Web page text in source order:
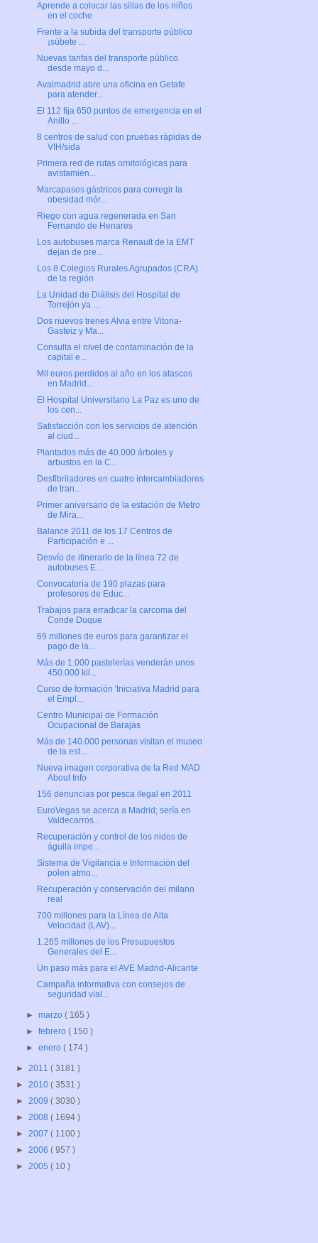
Aprende a colocar las sillas de los niños
en el coche
Frente a la subida del transporte público
¡súbete ...
Nuevas tarifas del transporte público
desde mayo d...
Avalmadrid abre una oficina en Getafe
para atender...
El 112 fija 650 puntos de emergencia en el
Anillo ...
8 centros de salud con pruebas rápidas de
VIH/sida
Primera red de rutas ornitológicas para
avistamien...
Marcapasos gástricos para corregir la
obesidad mór...
Riego con agua regenerada en San
Fernando de Henares
Los autobuses marca Renault de la EMT
dejan de pre...
Los 8 Colegios Rurales Agrupados (CRA)
de la región
La Unidad de Diálisis del Hospital de
Torrejón ya ...
Dos nuevos trenes Alvia entre Vitoria-
Gasteiz y Ma...
Consulta el nivel de contaminación de la
capital e...
Mil euros perdidos al año en los atascos
en Madrid...
El Hospital Universitario La Paz es uno de
los cen...
Satisfacción con los servicios de atención
al ciud...
Plantados más de 40.000 árboles y
arbustos en la C...
Desfibriladores en cuatro intercambiadores
de tran...
Primer aniversario de la estación de Metro
de Mira...
Balance 2011 de los 17 Centros de
Participación e ...
Desvío de itinerario de la línea 72 de
autobuses E...
Convocatoria de 190 plazas para
profesores de Educ...
Trabajos para erradicar la carcoma del
Conde Duque
69 millones de euros para garantizar el
pago de la...
Más de 1.000 pastelerías venderán unos
450.000 kil...
Curso de formación 'Iniciativa Madrid para
el Empl...
Centro Municipal de Formación
Ocupacional de Barajas
Más de 140.000 personas visitan el museo
de la est...
Nueva imagen corporativa de la Red MAD
About Info
156 denuncias por pesca ilegal en 2011
EuroVegas se acerca a Madrid; sería en
Valdecarros...
Recuperación y control de los nidos de
águila impe...
Sistema de Vigilancia e Información del
polen atmo...
Recuperación y conservación del milano
real
700 millones para la Línea de Alta
Velocidad (LAV)...
1.265 millones de los Presupuestos
Generales del E...
Un paso más para el AVE Madrid-Alicante
Campaña informativa con consejos de
seguridad vial...
►marzo( 165 )
►febrero( 150 )
►enero( 174 )
► 2011 ( 3181 )
► 2010 ( 3531 )
► 2009 ( 3030 )
► 2008 ( 1694 )
► 2007 ( 1100 )
► 2006 ( 957 )
► 2005 ( 10 )